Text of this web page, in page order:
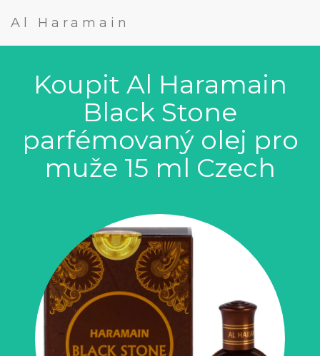
Al Haramain
Koupit Al Haramain
Black Stone
parfémovaný olej pro
muže 15 ml Czech